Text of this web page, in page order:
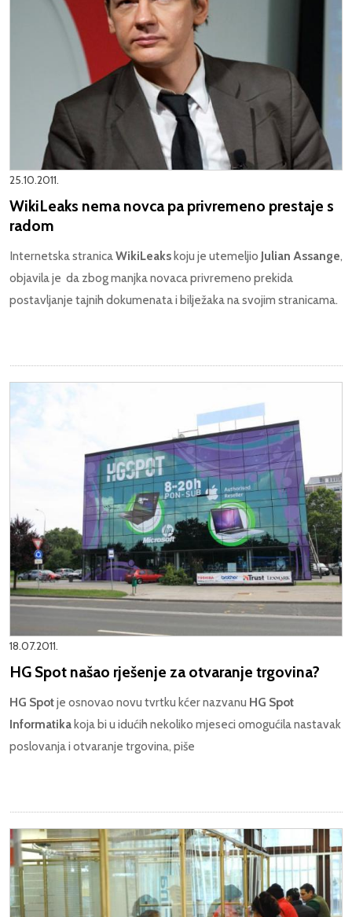
25.10.2011.
WikiLeaks nema novca pa privremeno prestaje s
radom
Internetska stranicaWikiLeaks koju je utemeljio Julian Assange,
objavila je da zbog manjka novaca privremeno prekida
postavljanje tajnih dokumenata i bilježaka na svojim stranicama.
18.07.2011.
HG Spot našao rješenje za otvaranje trgovina?
HG Spotje osnovao novu tvrtku kćer nazvanu HG Spot
Informatikakoja bi u idućih nekoliko mjeseci omogućila nastavak
poslovanja i otvaranje trgovina, piše